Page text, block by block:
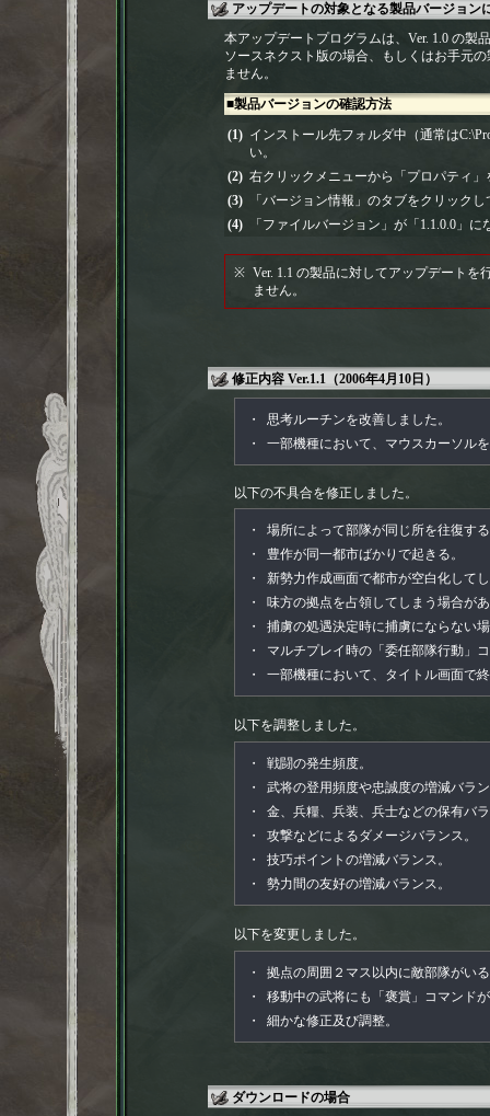
アップデートの対象となる製品バージョン
本アップデートプログラムは、Ver. 1.0 の製
ソースネクスト版の場合、もしくはお手元
ません。
■製品バージョンの確認方法
(1) インストール先フォルダ中（通常は
い。
(2) 右クリックメニューから「プロパティ
(3)
「バージョン情報」のタブをクリック
(4)
「ファイルバージョン」が「1.1.0.0」
※ Ver. 1.1 の製品に対してアップデート
ません。
修正内容 Ver.1.1（2006年4月10日）
・
思考ルーチンを改善しました。
・
一部機種において、マウスカーソル
以下の不具合を修正しました。
・
場所によって部隊が同じ所を往復す
・
豊作が同一都市ばかりで起きる。
・
新勢力作成画面で都市が空白化して
・
味方の拠点を占領してしまう場合が
・
捕虜の処遇決定時に捕虜にならない
・
マルチプレイ時の「委任部隊行動」
・
一部機種において、タイトル画面で
以下を調整しました。
・
戦闘の発生頻度。
・
武将の登用頻度や忠誠度の増減バラ
・
金、兵糧、兵装、兵士などの保有バ
・
攻撃などによるダメージバランス。
・
技巧ポイントの増減バランス。
・
勢力間の友好の増減バランス。
以下を変更しました。
・
拠点の周囲２マス以内に敵部隊がい
・
移動中の武将にも「褒賞」コマンド
・
細かな修正及び調整。
ダウンロードの場合